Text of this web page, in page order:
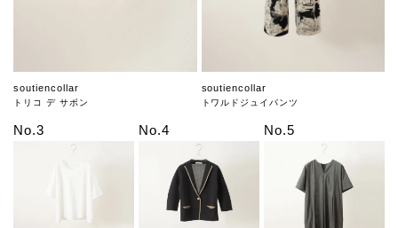
soutiencollar
トリコ デ サボン
soutiencollar
トワルドジュイパンツ
No.3 No.4 No.5